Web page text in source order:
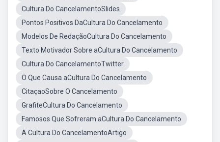
Cultura Do CancelamentoSlides
Pontos Positivos DaCultura Do Cancelamento
Modelos De RedaçãoCultura Do Cancelamento
Texto Motivador Sobre aCultura Do Cancelamento
Cultura Do CancelamentoTwitter
O Que Causa aCultura Do Cancelamento
CitaçaoSobre O Cancelamento
GrafiteCultura Do Cancelamento
Famosos Que Sofreram aCultura Do Cancelamento
A Cultura Do CancelamentoArtigo